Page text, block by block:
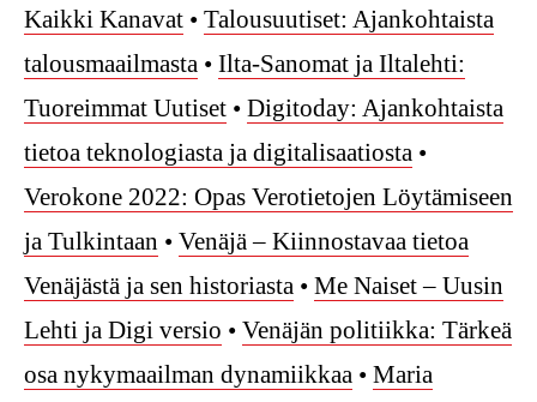
Kaikki Kanavat • Talousuutiset: Ajankohtaista
talousmaailmasta • Ilta-Sanomat ja Iltalehti:
Tuoreimmat Uutiset • Digitoday: Ajankohtaista
tietoa teknologiasta ja digitalisaatiosta •
Verokone 2022: Opas Verotietojen Löytämiseen
ja Tulkintaan • Venäjä – Kiinnostavaa tietoa
Venäjästä ja sen historiasta • Me Naiset – Uusin
Lehti ja Digi versio • Venäjän politiikka: Tärkeä
osa nykymaailman dynamiikkaa • Maria